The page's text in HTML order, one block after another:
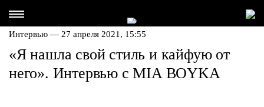
Интервью — 27 апреля 2021, 15:55
«Я нашла свой стиль и кайфую от
него». Интервью с MIA BOYKA